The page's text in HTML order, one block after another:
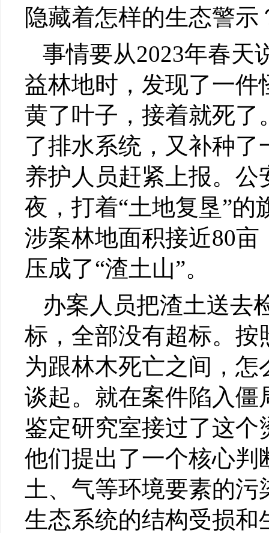
隐藏着怎样的生态警示
事情要从2023年春天
益林地时，发现了一
黄了叶子，接着就死
了排水系统，又补种
养护人员赶紧上报。
夜，打着“土地复垦”
涉案林地面积接近80
压成了“渣土山”。
办案人员把渣土送去
标，全部没有超标。按
为跟林木死亡之间，
谈起。就在案件陷入
鉴定研究室接过了这
他们提出了一个核心判
土、气等环境要素的
生态系统的结构受损和